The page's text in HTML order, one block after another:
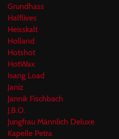
Grundhass
Halflives
Heisskalt
Holland
Hotshot
HotWax
Isang Load
Janiz
Jannik Fischbach
J.B.O.
Jungfrau Männlich Deluxe
Kapelle Petra